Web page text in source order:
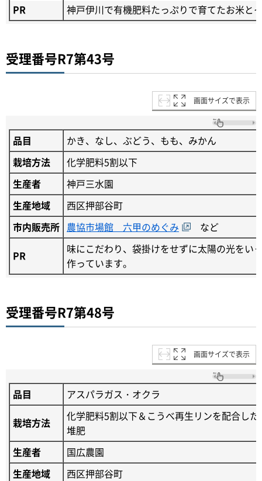
PR
神戸伊川で有機肥料たっぷりで育てたお米と
受理番号R7第43号
画面サイズで表示
品目
かき、なし、ぶどう、もも、みかん
栽培方法
化学肥料5割以下
生産者
神戸三水園
生産地域
西区押部谷町
市内販売所 農協市場館 六甲のめぐみ など
PR
味にこだわり、袋掛けをせずに太陽の光をい
作っています。
受理番号R7第48号
画面サイズで表示
品目 アスパラガス・オクラ
栽培方法
化学肥料5割以下＆こうべ再生リンを配合し
堆肥
生産者
国広農園
生産地域
西区押部谷町